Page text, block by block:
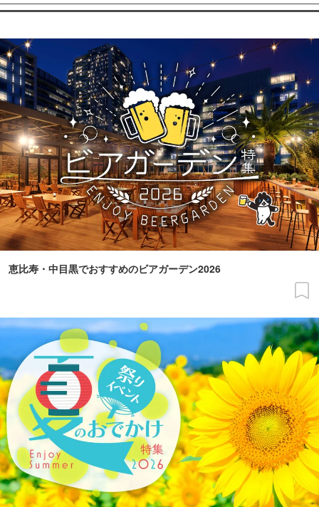
恵比寿・中目黒でおすすめのビアガーデン2026